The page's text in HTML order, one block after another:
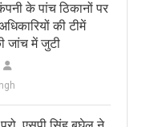
के पांच ठिकानों पर
की टीमें
जांच में जुटी